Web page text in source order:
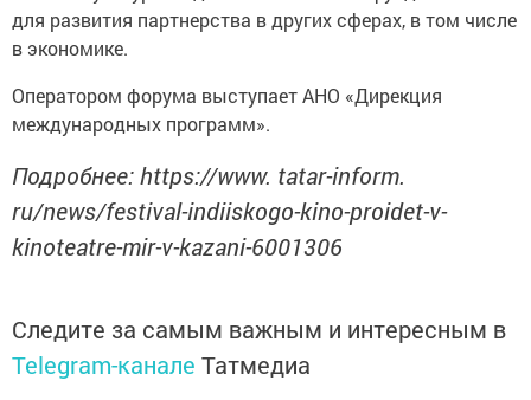
для развития партнерства в других сферах, в том числе
в экономике.
Оператором форума выступает АНО «Дирекция
международных программ».
Подробнее: https://www. tatar-inform.
ru/news/festival-indiiskogo-kino-proidet-v-
kinoteatre-mir-v-kazani-6001306
Следите за самым важным и интересным в
Telegram-канале Татмедиа